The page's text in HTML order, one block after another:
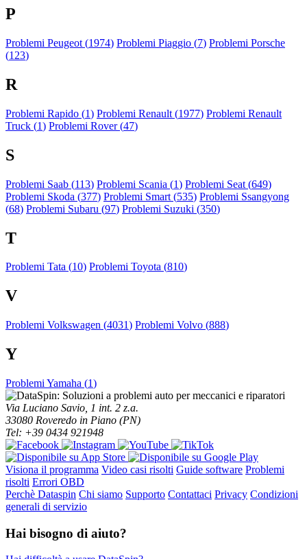
P
Problemi Peugeot (1974) Problemi Piaggio (7) Problemi Porsche
(123)
R
Problemi Rapido (1) Problemi Renault (1977) Problemi Renault
Truck (1) Problemi Rover (47)
S
Problemi Saab (113) Problemi Scania (1) Problemi Seat (649)
Problemi Skoda (377) Problemi Smart (535) Problemi Ssangyong
(68) Problemi Subaru (97) Problemi Suzuki (350)
T
Problemi Tata (10) Problemi Toyota (810)
V
Problemi Volkswagen (4031) Problemi Volvo (888)
Y
Problemi Yamaha (1)
Via Luciano Savio, 1 int. 2 z.a.
33080 Roveredo in Piano (PN)
Tel: +39 0434 921948
Visiona il programma Video casi risolti Guide software Problemi
risolti Errori OBD
Perchè Dataspin Chi siamo Supporto Contattaci Privacy Condizioni
generali di servizio
Hai bisogno di aiuto?